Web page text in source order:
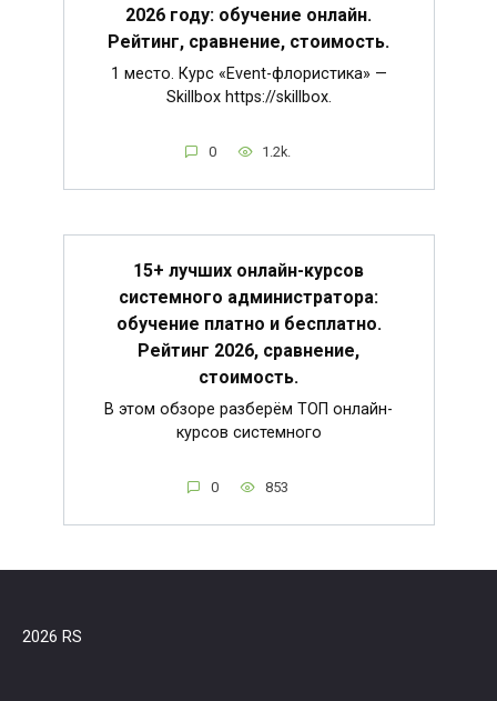
2026 году: обучение онлайн.
Рейтинг, сравнение, стоимость.
1 место. Курс «Event-флористика» —
Skillbox https://skillbox.
0 1.2k.
15+ лучших онлайн-курсов
системного администратора:
обучение платно и бесплатно.
Рейтинг 2026, сравнение,
стоимость.
В этом обзоре разберём ТОП онлайн-
курсов системного
0 853
2026 RS